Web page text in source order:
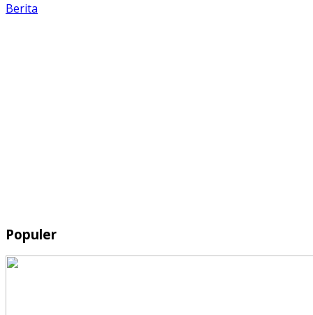
Berita
Populer